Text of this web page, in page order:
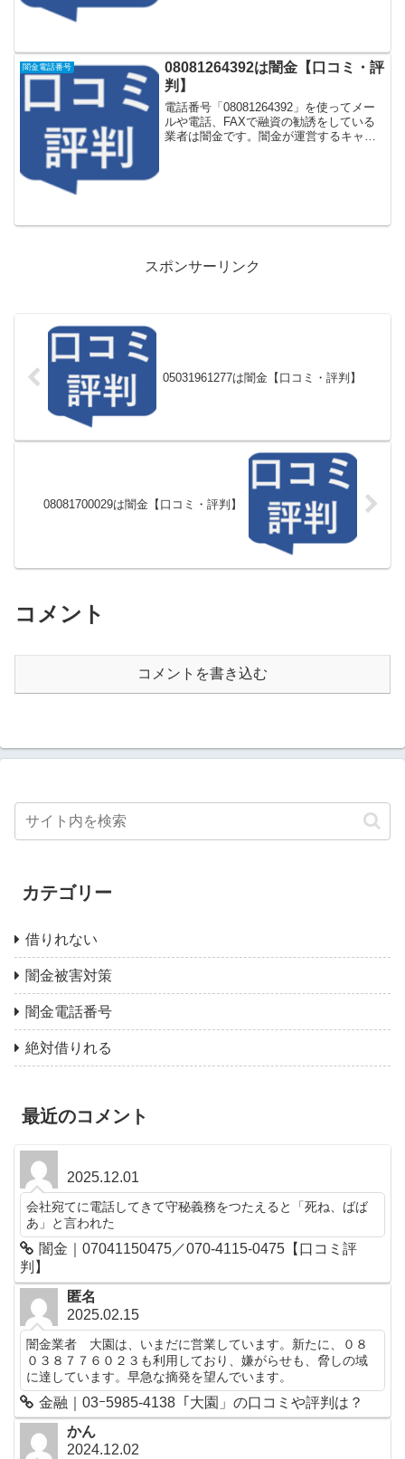
闇金電話番号
08081264392は闇金【口コミ・評
判】
電話番号「08081264392」を使ってメー
ルや電話、FAXで融資の勧誘をしている
業者は闇金です。闇金が運営するキャッ
スポンサーリンク
05031961277は闇金【口コミ・評判】
08081700029は闇金【口コミ・評判】
コメント
コメントを書き込む
カテゴリー
借りれない
闇金被害対策
闇金電話番号
絶対借りれる
最近のコメント
2025.12.01
会社宛てに電話してきて守秘義務をつたえると「死ね、ばば
あ」と言われた
闇金｜07041150475／070-4115-0475【口コミ評
判】
匿名
2025.02.15
闇金業者 大園は、いまだに営業しています。新たに、０８
０３８７７６０２３も利用しており、嫌がらせも、脅しの域
に達しています。早急な摘発を望んでいます。
金融｜03ｰ5985-4138「大園」の口コミや評判は？
かん
2024.12.02